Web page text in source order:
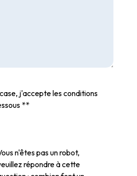
j'accepte les conditions
**
n'êtes pas un robot,
répondre à cette